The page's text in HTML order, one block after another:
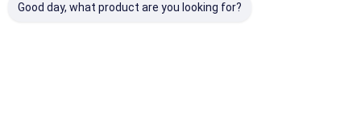
Good day, what product are you looking for?